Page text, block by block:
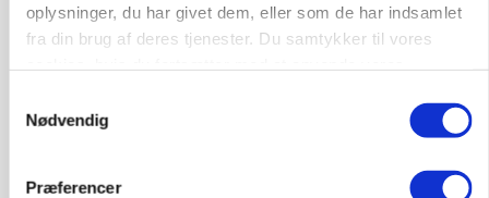
oplysninger, du har givet dem, eller som de har indsamlet
fra din brug af deres tjenester. Du samtykker til vores
Nødvendig
Præferencer
KULTUR
Kendte brands i fødevareklyngen indstillet til ny
pris